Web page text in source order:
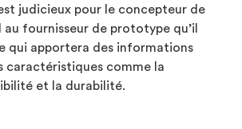
judicieux pour le concepteur de
fournisseur de prototype qu’il
qui apportera des informations
caractéristiques comme la
et la durabilité.